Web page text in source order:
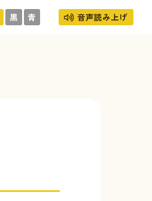
黒 青 音声読み上げ